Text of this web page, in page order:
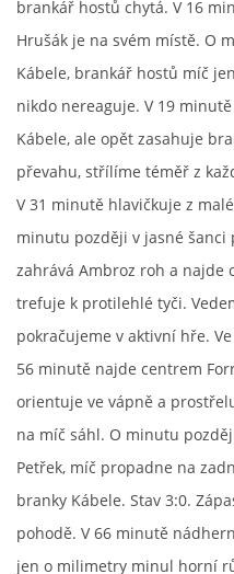
MLADŠÍ PŘÍPRAVKA R2014-
PODPORUJÍ NÁŠ KLUB
ARCHÍV
DOTACE
68304
ičo
č.ú.
brankář hostů chytá. V 16
Hrušák je na svém místě. O
Kábele, brankář hostů míč
nikdo nereaguje. V 19
Kábele, ale opět zasahuje
převahu, střílíme téměř z
V 31 minutě hlavičkuje z
minutu později v jasné
zahrává Ambroz roh a najde
trefuje k protilehlé tyči.
pokračujeme v aktivní hře.
56 minutě najde centrem
orientuje ve vápně a
na míč sáhl. O minutu
Petřek, míč propadne na
branky Kábele. Stav 3:0.
pohodě. V 66 minutě
jen o milimetry minul horní